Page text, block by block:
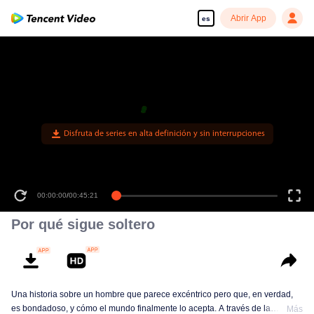
es Abrir App
Disfruta de series en alta definición y sin interrupciones
00:00:00/00:45:21
Por qué sigue soltero
Una historia sobre un hombre que parece excéntrico pero que, en verdad,
es bondadoso, y cómo el mundo finalmente lo acepta. A través de la
Más